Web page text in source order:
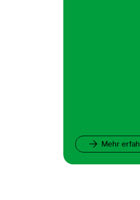
Mehr